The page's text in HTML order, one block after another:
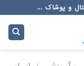
و پوشاک ...